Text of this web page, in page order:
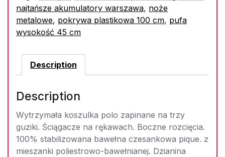
najtańsze akumulatory warszawa, noże
metalowe, pokrywa plastikowa 100 cm, pufa
wysokość 45 cm
Description
Description
Wytrzymała koszulka polo zapinane na trzy
guziki. Ściągacze na rękawach. Boczne rozcięcia.
100% stabilizowana bawełna czesankowa pique. z
mieszanki poliestrowo-bawełnianej. Dzianina